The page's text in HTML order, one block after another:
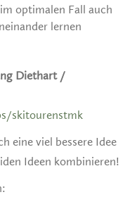
optimalen Fall auch
lernen
Diethart /
skitourenstmk
eine viel bessere Idee
Ideen kombinieren!